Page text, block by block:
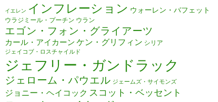
イエレン インフレーション ウォーレン・バフェット
ウラジミール・プーチン ウラン
エゴン・フォン・グライアーツ
カール・アイカーン ケン・グリフィン シリア
ジェイコブ・ロスチャイルド
ジェフリー・ガンドラック
ジェローム・パウエル ジェームズ・サイモンズ
ジョニー・ヘイコック スコット・ベッセント